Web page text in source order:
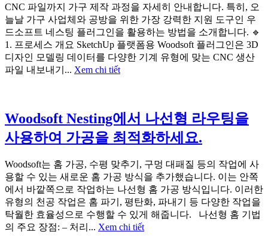
CNC 파일까지 가구 제작 과정을 자세히 안내합니다. 특히, 오
늘날 가구 사업체와 공방을 위한 가장 강력한 지원 도구인 우
드소프트 네스팅 플러그인을 활용하는 방법을 소개합니다. 🔹
1. 프로세스 개요 SketchUp 플랫폼용 Woodsoft 플러그인은 3D
디자인 모델링 데이터를 다양한 기계 유형에 맞는 CNC 생산
파일 내보내기... Xem chi tiết
Woodsoft Nesting에서 나선형 라우팅을
사용하여 가공을 최적화하세요.
Woodsoft는 홈 가공, 수평 맞추기, 구멍 대패질 등의 작업에 사
용할 수 있는 새로운 홈 가공 방식을 추가했습니다. 이는 안쪽
에서 바깥쪽으로 작업하는 나선형 홈 가공 방식입니다. 이러한
유형의 천공 작업은 홈 파기, 평탄화, 파내기 등 다양한 작업을
탁월한 효율성으로 수행할 수 있게 해줍니다. 나선형 홈 기법
의 주요 장점: – 처리... Xem chi tiết